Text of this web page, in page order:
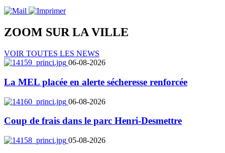
ZOOM SUR LAVILLE
VOIR TOUTES LES NEWS
06-08-2026
La MEL placée en alerte sécheresse renforcée
06-08-2026
Coup de frais dans le parc Henri-Desmettre
05-08-2026